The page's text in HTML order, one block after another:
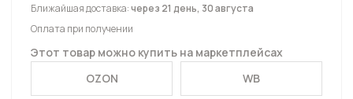
Ближайшая доставка:через 21 день, 30 августа
Оплата при получении
Этот товар можно купить на маркетплейсах
OZON
WB